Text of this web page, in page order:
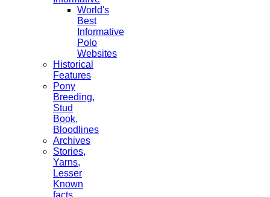
World's
Best
Informative
Polo
Websites
Historical
Features
Pony
Breeding,
Stud
Book,
Bloodlines
Archives
Stories,
Yarns,
Lesser
Known
facts